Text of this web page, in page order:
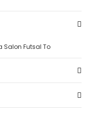
Salon Futsal To